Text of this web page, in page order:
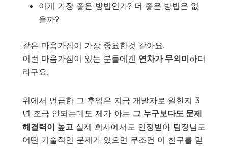
이게 가장 좋은 방법인가? 더 좋은 방법은 없
을까?
같은 마음가짐이 가장 중요한것 같아요.
이런 마음가짐이 있는 분들에겐 연차가 무의미하더
라구요.
위에서 언급한 그 후임은 지금 개발자로 일한지 3
년 조금 안되는데도 제가 아는 그 누구보다도 문제
해결력이 높고 실제 회사에서도 인정받아 팀장님도
어떤 기술적인 문제가 있으면 무조건 이 친구를 믿